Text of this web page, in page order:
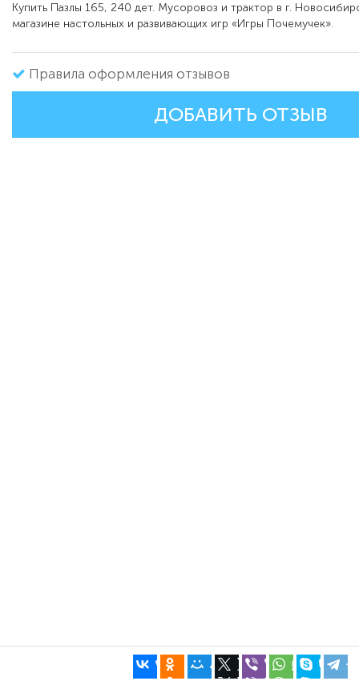
Купить Пазлы 165, 240 дет. Мусоровоз и трактор в г.
магазине настольных и развивающих игр «Игры Почемучек».
Правила оформления отзывов
ДОБАВИТЬ ОТЗЫВ